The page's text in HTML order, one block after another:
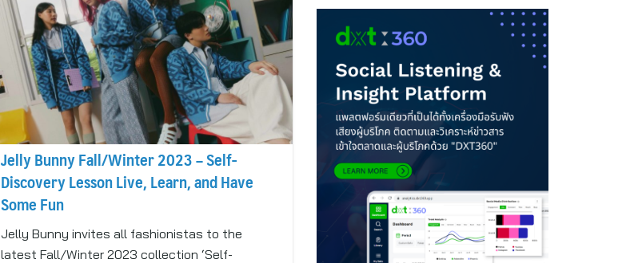
Jelly Bunny Fall/Winter 2023 – Self-
Discovery Lesson Live, Learn, and Have
Some Fun
Jelly Bunny invites all fashionistas to the
latest Fall/Winter 2023 collection ‘Self-